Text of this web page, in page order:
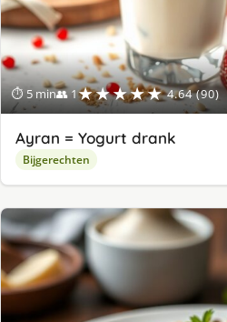
⏱ 5 min👥 1★★★★★ 4.64 (90)
Ayran = Yogurt drank
Bijgerechten